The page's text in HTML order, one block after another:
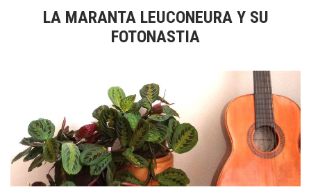
LA MARANTA LEUCONEURA Y SU
FOTONASTIA